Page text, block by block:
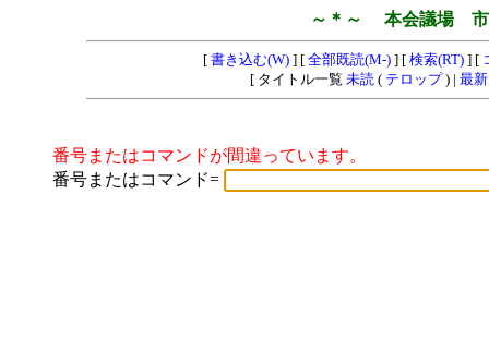
～＊～ 本会議場 市
[ 書き込む(W)] [ 全部既読(M-)] [ 検索(RT)] [
[ タイトル一覧 未読( テロップ) | 最新
番号またはコマンドが間違っています。
番号またはコマンド=